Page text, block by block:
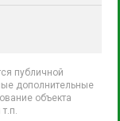
публичной
дополнительные
объекта